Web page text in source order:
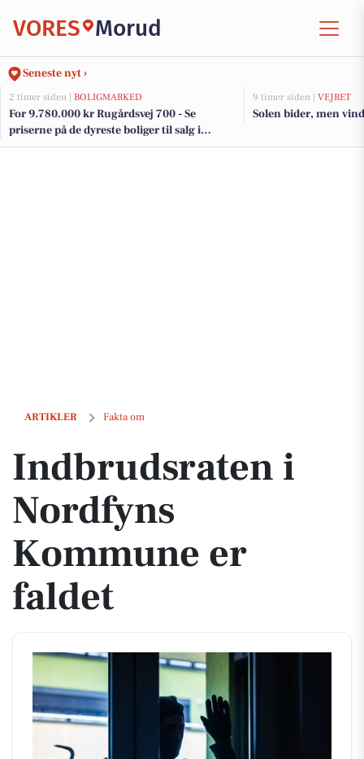
VORES Morud
Seneste nyt ›
2 timer siden | BOLIGMARKED
For 9.780.000 kr Rugårdsvej 700 - Se
priserne på de dyreste boliger til salg i
Morud
9 timer siden | VEJRET
Solen bider, men
ARTIKLER Fakta om
Indbrudsraten i Nordfyns Kommune er faldet
Indbrudsraten i
Nordfyns
Kommune er
faldet